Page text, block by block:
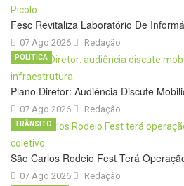
Fesc Revitaliza Laboratório De
07 Ago 2026 Redação
Plano Diretor: Audiência Discute
07 Ago 2026
POLÍTICA
Redação
São Carlos Rodeio Fest Terá
07 Ago 2026
TRÂNSITO
Redação